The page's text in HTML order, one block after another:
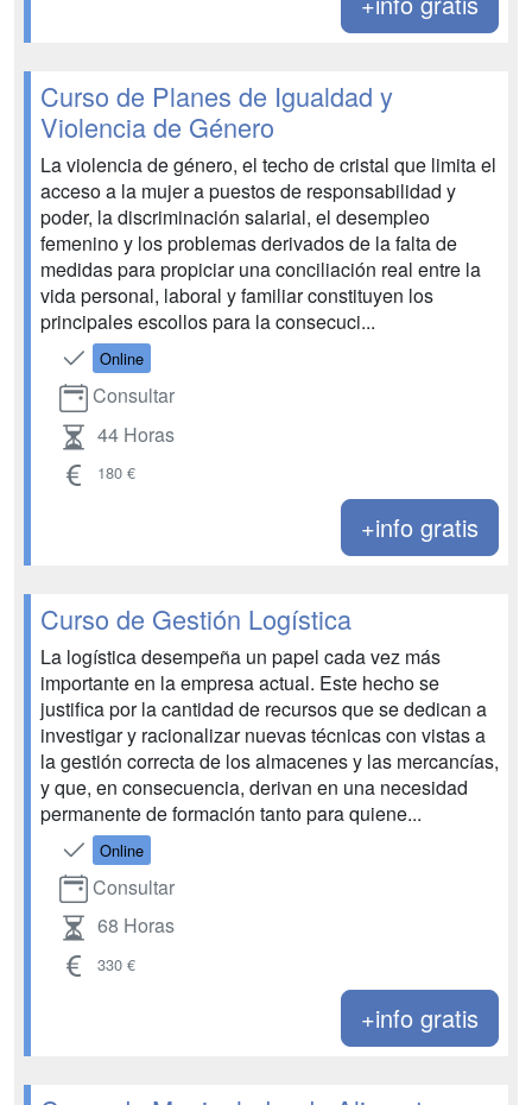
Curso de Planes de Igualdad y
Violencia de Género
La violencia de género, el techo de cristal que limita el
acceso a la mujer a puestos de responsabilidad y
poder, la discriminación salarial, el desempleo
femenino y los problemas derivados de la falta de
medidas para propiciar una conciliación real entre la
vida personal, laboral y familiar constituyen los
principales escollos para la consecuci...
Online
Consultar
44 Horas
180 €
+info gratis
Curso de Gestión Logística
La logística desempeña un papel cada vez más
importante en la empresa actual. Este hecho se
justifica por la cantidad de recursos que se dedican a
investigar y racionalizar nuevas técnicas con vistas a
la gestión correcta de los almacenes y las mercancías,
y que, en consecuencia, derivan en una necesidad
permanente de formación tanto para quiene...
Online
Consultar
68 Horas
330 €
+info gratis